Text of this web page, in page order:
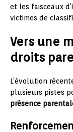
et les faisceaux
victimes de
Vers une
droits
L’évolution
plusieurs pistes
présence